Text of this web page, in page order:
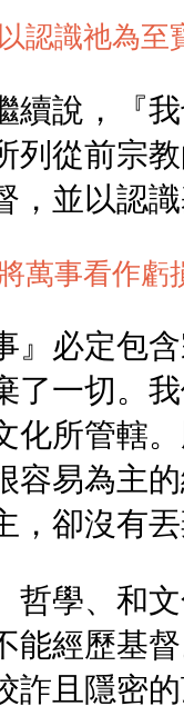
認識祂為至
續說，『
列從前宗
，並以認
萬事看作虧
』必定包
了一切。
化所管轄
容易為主
，卻沒有
哲學、和
能經歷基
詐且隱密